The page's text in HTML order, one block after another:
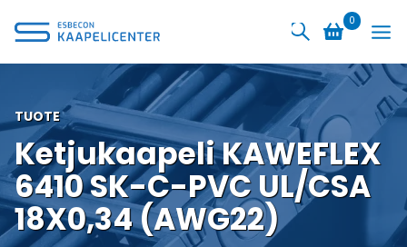
sisältöön
0
TUOTE
Ketjukaapeli KAWEFLEX
6410 SK-C-PVC UL/CSA
18X0,34 (AWG22)